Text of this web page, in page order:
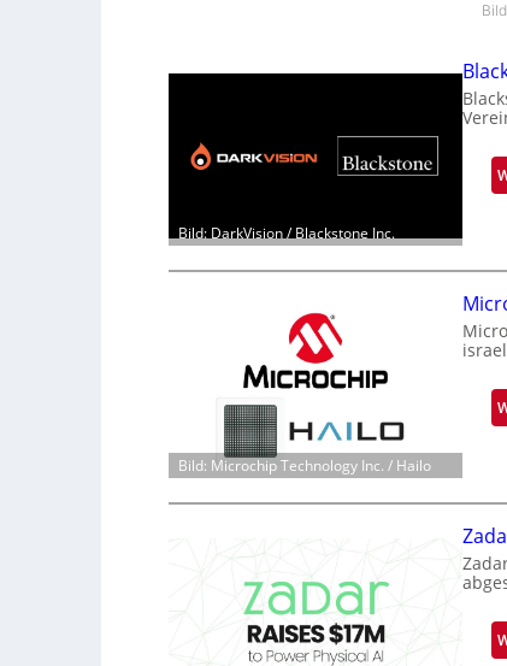
Bild: DarkVision / Blackstone Inc.
Bild: Microchip Technology Inc. / Hailo